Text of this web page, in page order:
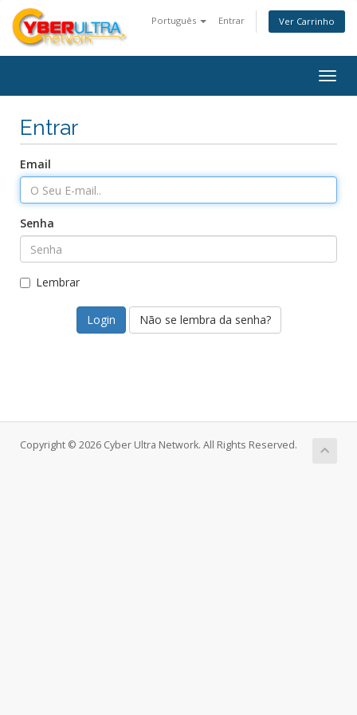
Português Entrar Ver Carrinho
Entrar
Email
Senha
Lembrar
Não se lembra da senha?
Copyright © 2026 Cyber Ultra Network. All Rights Reserved.